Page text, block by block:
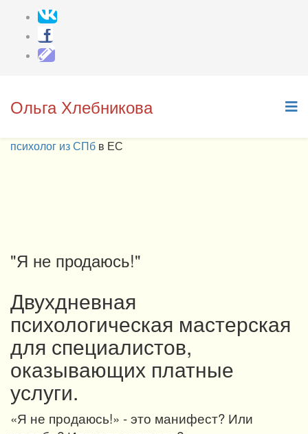
Ольга Хлебникова
психолог из СПб в ЕС
"Я не продаюсь!"
Двухдневная
психологическая мастерская
для специалистов,
оказывающих платные
услуги.
«Я не продаюсь!» - это манифест? Или